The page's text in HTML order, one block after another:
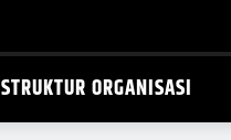
STRUKTUR ORGANISASI